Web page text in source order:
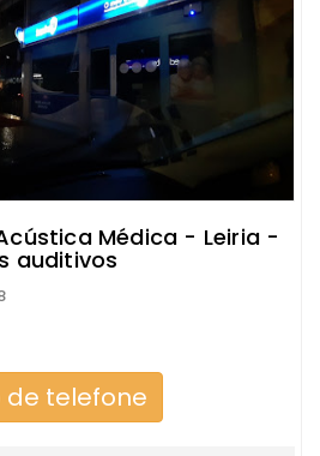
Médica - Leiria -
auditivos
de telefone